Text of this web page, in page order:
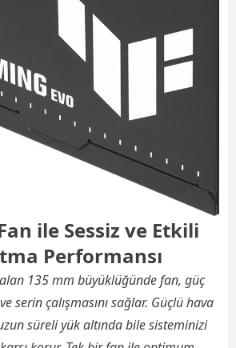
ile Sessiz ve Etkili
Performansı
135 mm büyüklüğünde fan, güç
serin çalışmasını sağlar. Güçlü hava
süreli yük altında bile sisteminizi